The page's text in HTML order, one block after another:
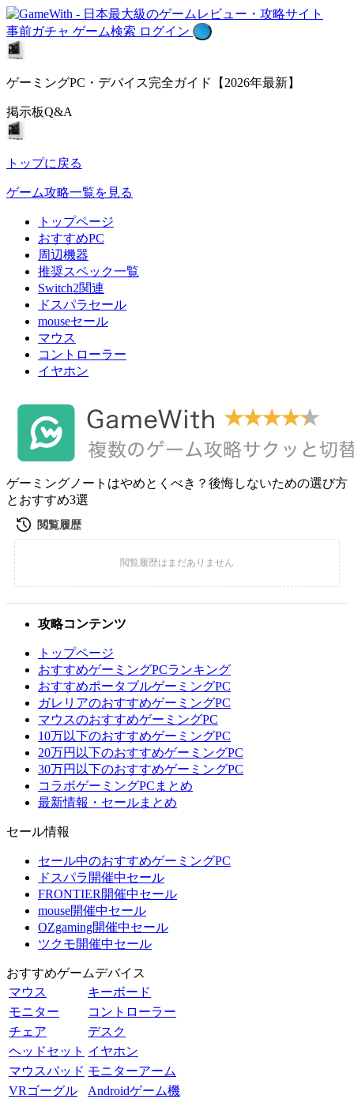
事前ガチャ ゲーム検索 ログイン
ゲーミングPC・デバイス完全ガイド【2026年最新】
掲示板Q&A
トップに戻る
ゲーム攻略一覧を見る
トップページ
おすすめPC
周辺機器
推奨スペック一覧
Switch2関連
ドスパラセール
mouseセール
マウス
コントローラー
イヤホン
ゲーミングノートはやめとくべき？後悔しないための選び方
とおすすめ3選
攻略コンテンツ
トップページ
おすすめゲーミングPCランキング
おすすめポータブルゲーミングPC
ガレリアのおすすめゲーミングPC
マウスのおすすめゲーミングPC
10万以下のおすすめゲーミングPC
20万円以下のおすすめゲーミングPC
30万円以下のおすすめゲーミングPC
コラボゲーミングPCまとめ
最新情報・セールまとめ
セール情報
セール中のおすすめゲーミングPC
ドスパラ開催中セール
FRONTIER開催中セール
mouse開催中セール
OZgaming開催中セール
ツクモ開催中セール
おすすめゲームデバイス
マウス
キーボード
モニター
コントローラー
チェア
デスク
ヘッドセット イヤホン
マウスパッド モニターアーム
VRゴーグル
Androidゲーム機